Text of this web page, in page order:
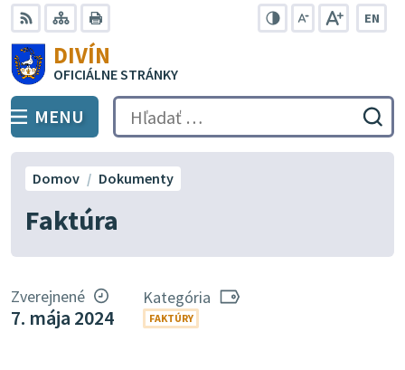
Preskočiť
na
obsah
RSS Mapa
EN
DIVÍN
OFICIÁLNE STRÁNKY
PREPNÚŤ
MENU Hľadať:
Faktúra
Domov Dokumenty
Zverejnené
7. mája 2024
Kategória
FAKTÚRY